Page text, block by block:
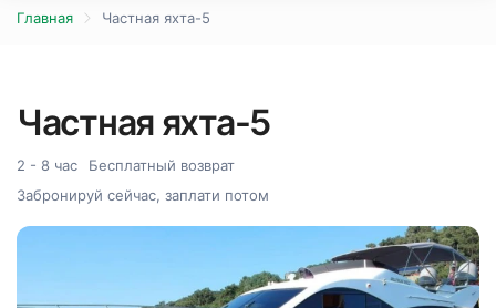
Главная Частная яхта-5
Частная яхта-5
2 - 8 час
Бесплатный возврат
Забронируй сейчас, заплати потом